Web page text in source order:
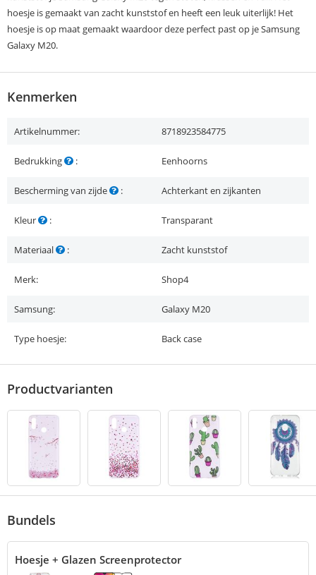
hoesje is gemaakt van zacht kunststof en heeft een leuk uiterlijk! Het
hoesje is op maat gemaakt waardoor deze perfect past op je Samsung
Galaxy M20.
Kenmerken
Artikelnummer: 8718923584775
Bedrukking : Eenhoorns
Bescherming van zijde : Achterkant en zijkanten
Kleur : Transparant
Materiaal : Zacht kunststof
Merk: Shop4
Samsung: Galaxy M20
Type hoesje: Back case
Productvarianten
Bundels
Hoesje + Glazen Screenprotector